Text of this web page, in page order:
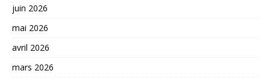
juin 2026
mai 2026
avril 2026
mars 2026